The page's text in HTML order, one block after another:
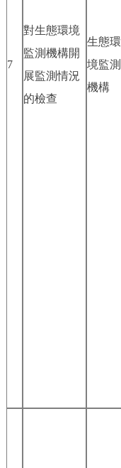
7
對生態環境
監測機構開
展監測情況
的檢查
生態環
境監測
機構